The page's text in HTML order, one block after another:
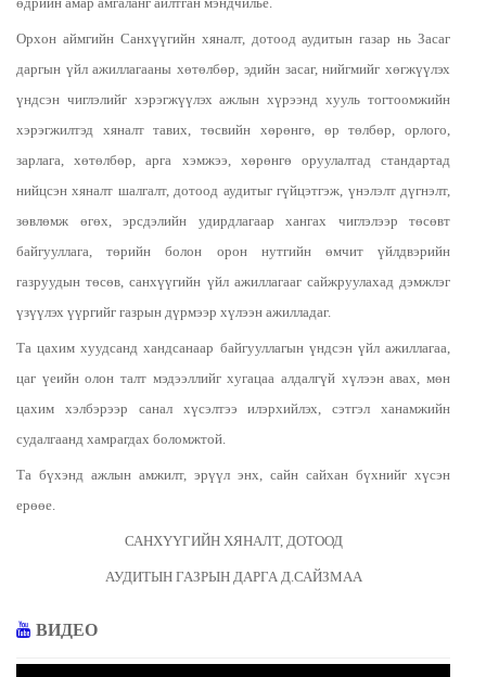
Орхон аймгийн Санхүүгийн хяналт, дотоод аудитын газар нь Засаг
даргын үйл ажиллагааны хөтөлбөр, эдийн засаг, нийгмийг хөгжүүлэх
үндсэн чиглэлийг хэрэгжүүлэх ажлын хүрээнд хууль тогтоомжийн
хэрэгжилтэд хяналт тавих, төсвийн хөрөнгө, өр төлбөр, орлого,
зарлага, хөтөлбөр, арга хэмжээ, хөрөнгө оруулалтад стандартад
нийцсэн хяналт шалгалт, дотоод аудитыг гүйцэтгэж, үнэлэлт дүгнэлт,
зөвлөмж өгөх, эрсдэлийн удирдлагаар хангах чиглэлээр төсөвт
байгууллага, төрийн болон орон нутгийн өмчит үйлдвэрийн
газруудын төсөв, санхүүгийн үйл ажиллагааг сайжруулахад дэмжлэг
үзүүлэх үүргийг газрын дүрмээр хүлээн ажилладаг.
Та цахим хуудсанд хандсанаар байгууллагын үндсэн үйл ажиллагаа,
цаг үеийн олон талт мэдээллийг хугацаа алдалгүй хүлээн авах, мөн
цахим хэлбэрээр санал хүсэлтээ илэрхийлэх, сэтгэл ханамжийн
судалгаанд хамрагдах боломжтой.
Та бүхэнд ажлын амжилт, эрүүл энх, сайн сайхан бүхнийг хүсэн
ерөөе.
САНХҮҮГИЙН ХЯНАЛТ, ДОТООД
АУДИТЫН ГАЗРЫН ДАРГА Д.САЙЗМАА
ВИДЕО